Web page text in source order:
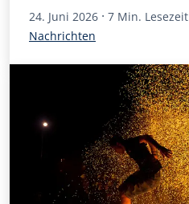
24. Juni 2026 · 7 Min. Lesezeit
Nachrichten